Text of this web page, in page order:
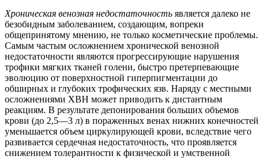
Хроническая венозная недостаточность является далеко не
безобидным заболеванием, создающим, вопреки
общепринятому мнению, не только косметические проблемы.
Самым частым осложнением хронической венозной
недостаточности являются прогрессирующие нарушения
трофики мягких тканей голени, быстро претерпевающие
эволюцию от поверхностной гиперпигментации до
обширных и глубоких трофических язв. Наряду с местными
осложнениями ХВН может приводить к дистантным
реакциям. В результате депонирования больших объемов
крови (до 2,5—3 л) в пораженных венах нижних конечностей
уменьшается объем циркулирующей крови, вследствие чего
развивается сердечная недостаточность, что проявляется
снижением толерантности к физической и умственной